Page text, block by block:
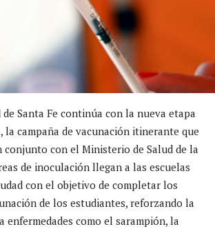
Santa Fe continúa con la nueva etapa
la campaña de vacunación itinerante que
conjunto con el Ministerio de Salud de la
de inoculación llegan a las escuelas
con el objetivo de completar los
de los estudiantes, reforzando la
enfermedades como el sarampión, la